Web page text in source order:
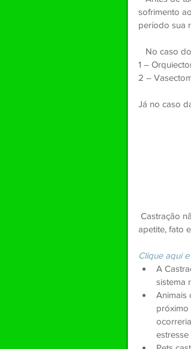
sofrimento
período sua
No caso
1 –
2 –
Já no caso
apetite, fato
Clique aqui
A
sistema
Animais
próximo